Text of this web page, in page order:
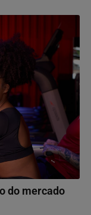
do mercado